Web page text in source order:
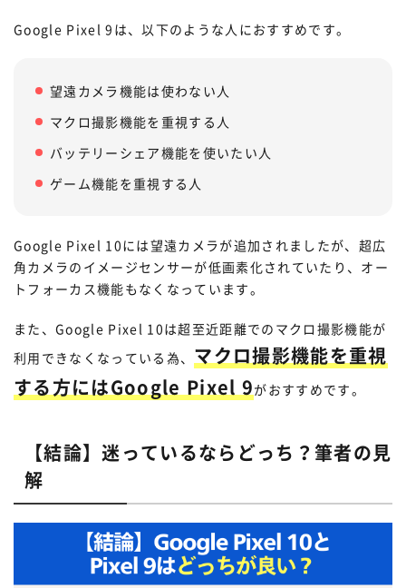
Google Pixel 9は、以下のような人におすすめです。
望遠カメラ機能は使わない人
マクロ撮影機能を重視する人
バッテリーシェア機能を使いたい人
ゲーム機能を重視する人
Google Pixel 10には望遠カメラが追加されましたが、超広
角カメラのイメージセンサーが低画素化されていたり、オー
トフォーカス機能もなくなっています。
また、Google Pixel 10は超至近距離でのマクロ撮影機能が
利用できなくなっている為、 マクロ撮影機能を重視
する方にはGoogle Pixel 9がおすすめです。
【結論】迷っているならどっち？筆者の見
解